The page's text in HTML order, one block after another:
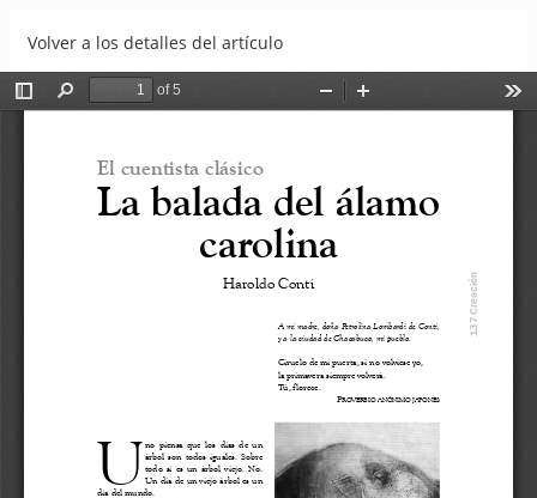
Volver a los detalles del artículo
La balada del álamo carolina DescargarDescargar PDF